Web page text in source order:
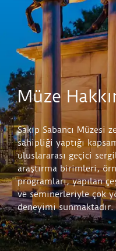
Müze
Sakıp Sabancı Müzesi
sahipliği yaptığı
uluslararası geçici
araştırma birimleri,
programları, yapılan
ve seminerleriyle çok
deneyimi sunmaktadır.